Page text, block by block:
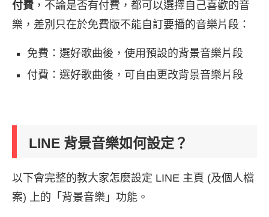
付費 ，不論是否有付費，都可以選擇自己喜歡的音
樂，差別只在於免費版不能自訂要播的音樂片段：
免費：選好歌曲後，使用預設的背景音樂片段
付費：選好歌曲後，可自由更改背景音樂片段
LINE 背景音樂如何設定？
以下會完整的教大家怎麼設定 LINE 主頁 (及個人檔
案) 上的「背景音樂」功能。